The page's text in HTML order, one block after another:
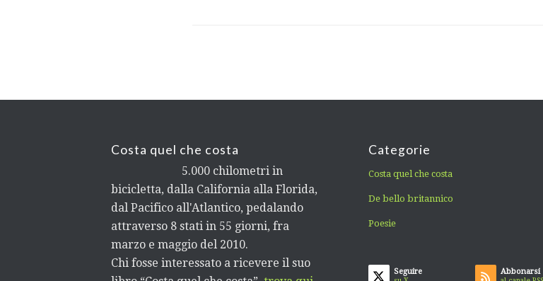
Costa quel che costa
5.000 chilometri in
bicicletta, dalla California alla Florida,
dal Pacifico all'Atlantico, pedalando
attraverso 8 stati in 55 giorni, fra
marzo e maggio del 2010.
Chi fosse interessato a ricevere il suo
Categorie
Costa quel che costa
De bello britannico
Poesie
Seguire Abbonarsi